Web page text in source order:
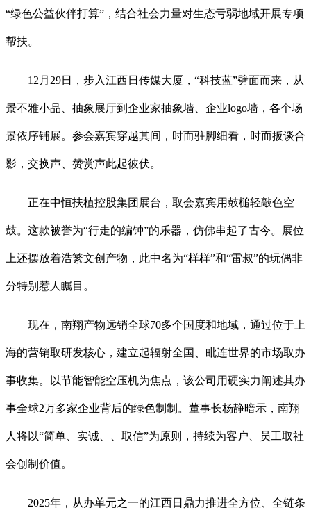
“绿色公益伙伴打算”，结合社会力量对生态亏弱地域开展专项
帮扶。
12月29日，步入江西日传媒大厦，“科技蓝”劈面而来，从
景不雅小品、抽象展厅到企业家抽象墙、企业logo墙，各个场
景依序铺展。参会嘉宾穿越其间，时而驻脚细看，时而扳谈合
影，交换声、赞赏声此起彼伏。
正在中恒扶植控股集团展台，取会嘉宾用鼓槌轻敲色空
鼓。这款被誉为“行走的编钟”的乐器，仿佛串起了古今。展位
上还摆放着浩繁文创产物，此中名为“样样”和“雷叔”的玩偶非
分特别惹人瞩目。
现在，南翔产物远销全球70多个国度和地域，通过位于上
海的营销取研发核心，建立起辐射全国、毗连世界的市场取办
事收集。以节能智能空压机为焦点，该公司用硬实力阐述其办
事全球2万多家企业背后的绿色制制。董事长杨静暗示，南翔
人将以“简单、实诚、、取信”为原则，持续为客户、员工取社
会创制价值。
2025年，从办单元之一的江西日鼎力推进全方位、全链条